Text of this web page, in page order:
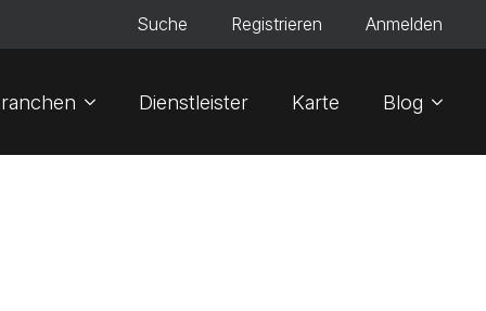
Suche Registrieren Anmelden
Dienstleister Karte Blog